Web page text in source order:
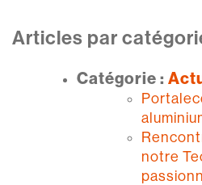
Articles par
Catégorie :
notre